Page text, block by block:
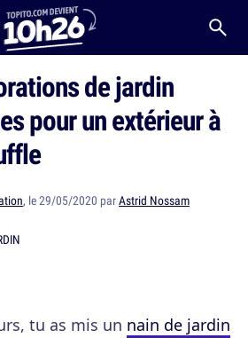
de jardin
pour un extérieur à
, le 29/05/2020 parAstrid Nossam
tu as mis un nain de jardin